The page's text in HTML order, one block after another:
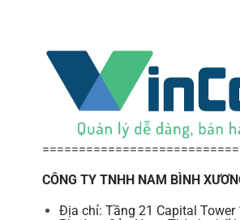
CÔNG TY TNHH NAM BÌNH
Địa chỉ: Tầng 21 Capital Tower